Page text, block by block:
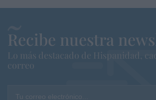
Recibe nuestra
Lo más destacado de Hispanidad,
correo
Tu correo electrónico...